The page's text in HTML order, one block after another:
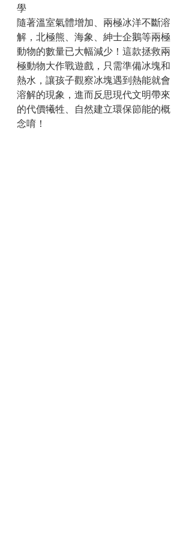
學
隨著溫室氣體增加、兩極冰洋不斷溶
解，北極熊、海象、紳士企鵝等兩極
動物的數量已大幅減少！這款拯救兩
極動物大作戰遊戲，只需準備冰塊和
熱水，讓孩子觀察冰塊遇到熱能就會
溶解的現象，進而反思現代文明帶來
的代價犧牲、自然建立環保節能的概
念唷！